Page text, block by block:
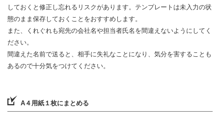
しておくと修正し忘れるリスクがあります。テンプレートは未入力の状
態のまま保存しておくことをおすすめします。
また、くれぐれも宛先の会社名や担当者氏名を間違えないようにしてく
ださい。
間違えた名前で送ると、相手に失礼なことになり、気分を害することも
あるので十分気をつけてください。
A４用紙１枚にまとめる